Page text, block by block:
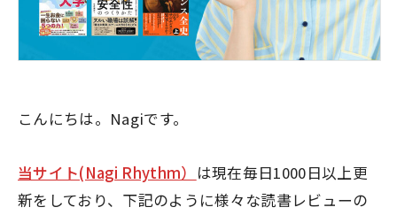
こんにちは。Nagiです。
当サイト(Nagi Rhythm） は現在毎日1000日以上更
新をしており、下記のように様々な読書レビューの